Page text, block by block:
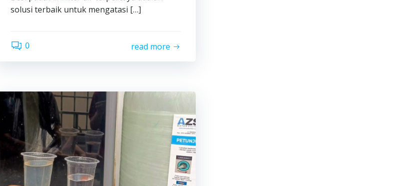
solusi terbaik untuk mengatasi […]
0 read more